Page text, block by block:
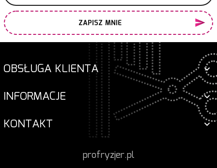
ZAPISZ MNIE
OBSŁUGA KLIENTA
INFORMACJE
KONTAKT
profryzjer.pl